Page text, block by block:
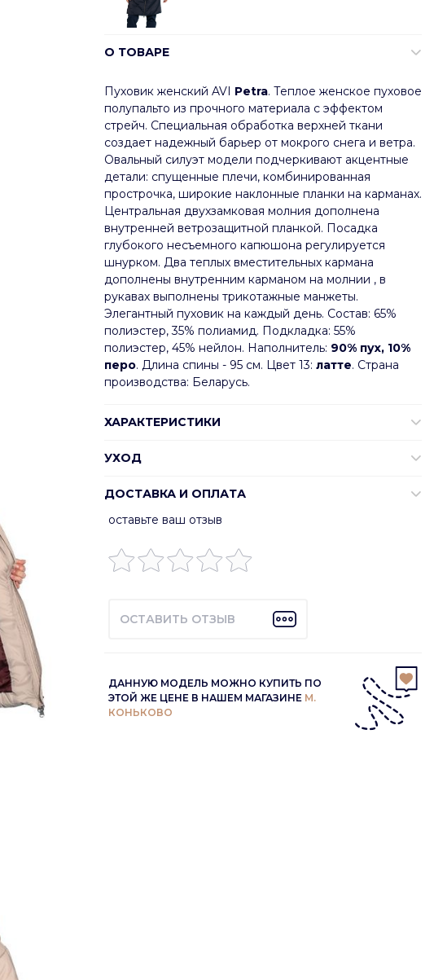
О ТОВАРЕ
Пуховик женский AVI Petra. Теплое женское пуховое
полупальто из прочного материала с эффектом
стрейч. Специальная обработка верхней ткани
создает надежный барьер от мокрого снега и ветра.
Овальный силуэт модели подчеркивают акцентные
детали: спущенные плечи, комбинированная
прострочка, широкие наклонные планки на карманах.
Центральная двухзамковая молния дополнена
внутренней ветрозащитной планкой. Посадка
глубокого несъемного капюшона регулируется
шнурком. Два теплых вместительных кармана
дополнены внутренним карманом на молнии , в
рукавах выполнены трикотажные манжеты.
Элегантный пуховик на каждый день. Состав: 65%
полиэстер, 35% полиамид. Подкладка: 55%
полиэстер, 45% нейлон. Наполнитель: 90% пух, 10%
перо. Длина спины - 95 см. Цвет 13: латте. Страна
производства: Беларусь.
ХАРАКТЕРИСТИКИ
УХОД
ДОСТАВКА И ОПЛАТА
оставьте ваш отзыв
ОСТАВИТЬ ОТЗЫВ
ДАННУЮ МОДЕЛЬ МОЖНО КУПИТЬ ПО
ЭТОЙ ЖЕ ЦЕНЕ В НАШЕМ МАГАЗИНЕ М.
КОНЬКОВО